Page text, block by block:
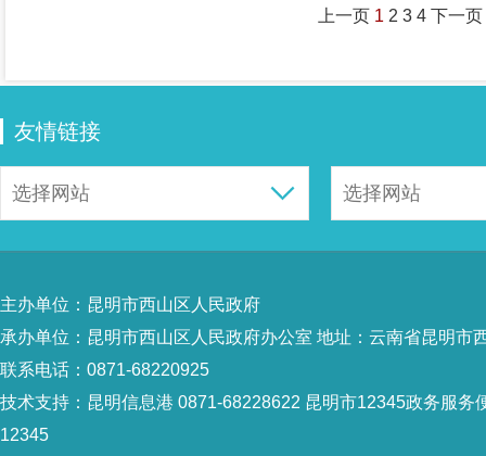
上一页 1 2 3 4 下一页
友情链接
主办单位：昆明市西山区人民政府
承办单位：昆明市西山区人民政府办公室 地址：云南省昆明市
联系电话：0871-68220925
技术支持： 昆明信息港 0871-68228622 昆明市12345政务服务
12345